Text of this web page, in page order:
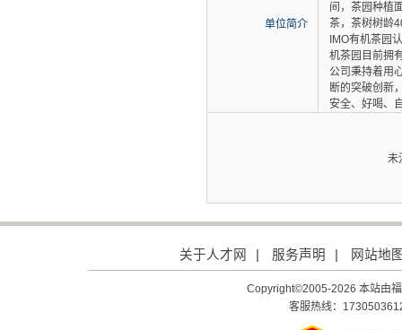
单位简介
间，茶园种植
茶，茶树树龄
IMO有机茶园
机茶园目前拥
公司秉持着用
断的突破创新
安全、好喝、
未
关于人才网 服务声明 网站地
Copyright©2005-2026 本站由
客服热线：